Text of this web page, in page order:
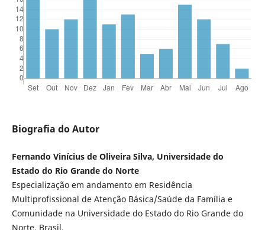
Biografia do Autor
Fernando Vinícius de Oliveira Silva, Universidade do
Estado do Rio Grande do Norte
Especialização em andamento em Residência
Multiprofissional de Atenção Básica/Saúde da Família e
Comunidade na Universidade do Estado do Rio Grande do
Norte, Brasil.